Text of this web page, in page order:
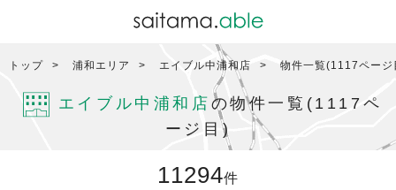
トップ 浦和エリア エイブル中浦和店 物件一覧(1117ページ
エイブル中浦和店 の物件一覧(1117ペ
ージ目)
11294件